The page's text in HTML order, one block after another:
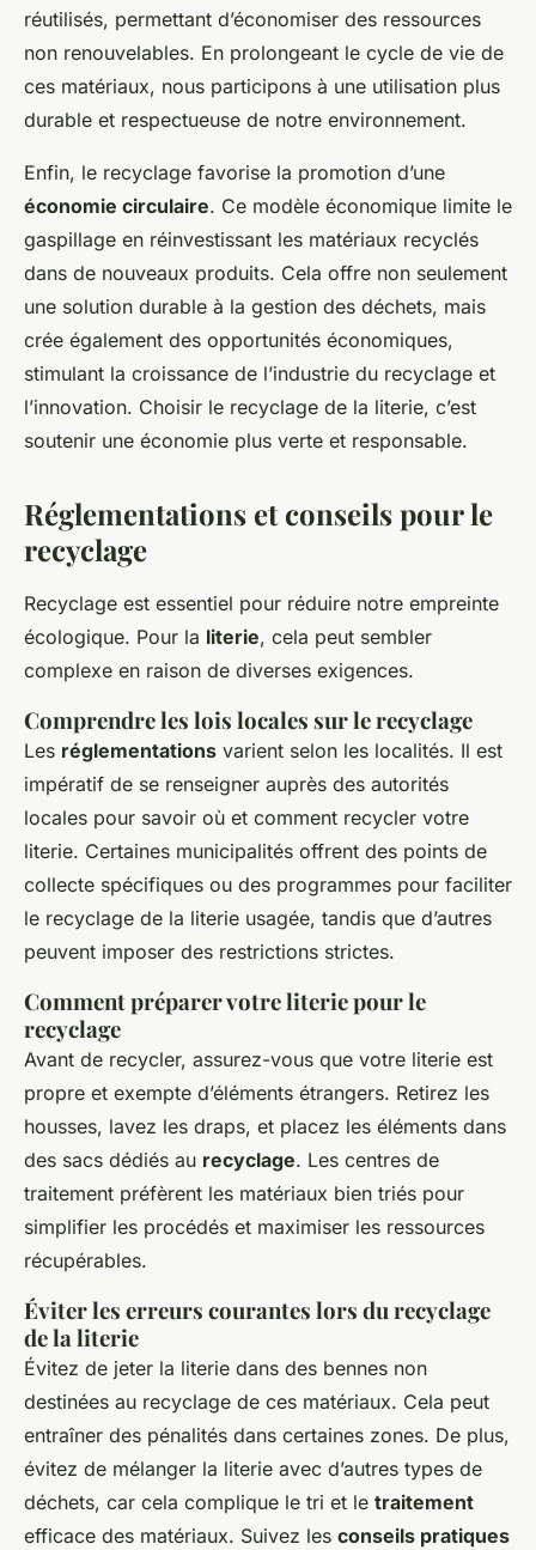
réutilisés, permettant d’économiser des ressources
non renouvelables. En prolongeant le cycle de vie de
ces matériaux, nous participons à une utilisation plus
durable et respectueuse de notre environnement.
Enfin, le recyclage favorise la promotion d’une
économie circulaire. Ce modèle économique limite le
gaspillage en réinvestissant les matériaux recyclés
dans de nouveaux produits. Cela offre non seulement
une solution durable à la gestion des déchets, mais
crée également des opportunités économiques,
stimulant la croissance de l’industrie du recyclage et
l’innovation. Choisir le recyclage de la literie, c’est
soutenir une économie plus verte et responsable.
Réglementations et conseils pour le
recyclage
Recyclage est essentiel pour réduire notre empreinte
écologique. Pour la literie, cela peut sembler
complexe en raison de diverses exigences.
Comprendre les lois locales sur le recyclage
Les réglementations varient selon les localités. Il est
impératif de se renseigner auprès des autorités
locales pour savoir où et comment recycler votre
literie. Certaines municipalités offrent des points de
collecte spécifiques ou des programmes pour faciliter
le recyclage de la literie usagée, tandis que d’autres
peuvent imposer des restrictions strictes.
Comment préparer votre literie pour le
recyclage
Avant de recycler, assurez-vous que votre literie est
propre et exempte d’éléments étrangers. Retirez les
housses, lavez les draps, et placez les éléments dans
des sacs dédiés au recyclage. Les centres de
traitement préfèrent les matériaux bien triés pour
simplifier les procédés et maximiser les ressources
récupérables.
Éviter les erreurs courantes lors du recyclage
de la literie
Évitez de jeter la literie dans des bennes non
destinées au recyclage de ces matériaux. Cela peut
entraîner des pénalités dans certaines zones. De plus,
évitez de mélanger la literie avec d’autres types de
déchets, car cela complique le tri et le traitement
efficace des matériaux. Suivez les conseils pratiques